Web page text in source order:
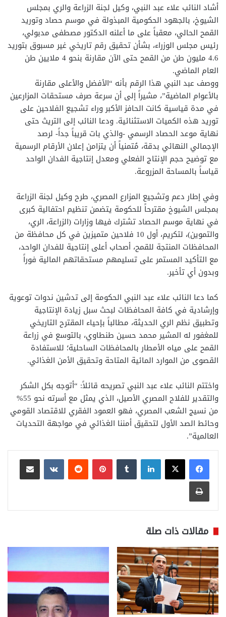
أشاد النائب علاء عبد النبي، وكيل لجنة الزراعة والري بمجلس
الشيوخ، بالجهود الحكومية المبذولة في موسم حصاد وتوريد
القمح الحالي، معقباً على ما أعلنه الدكتور مصطفى مدبولي،
رئيس مجلس الوزراء، بشأن تحقيق رقم تاريخي غير مسبوق بتوريد
4.6 مليون طن من القمح حتى الآن مقارنة بنحو 4 ملايين طن
العام الماضي.
ووصف عبد النبي هذا الرقم بأنه “الأفضل والأعلى مقارنة
بالأعوام الماضية”، مشيراً إلى أن سرعة صرف مستحقات المزارعين
في مدة قياسية كانت الحافز الأكبر وراء تشجيع الفلاحين على
توريد هذه الكميات الاستثنائية. ودعا النائب إلى التريث حتى
نهاية موعد الحصاد الرسمي -والذي بات قريباً جداً- لرصد
الإجمالي النهائي بدقة، مُتمنياً أن يتزامن إعلان الأرقام الرسمية
مع توضيح حجم الإنتاج الفعلي ومعدل إنتاجية الفدان الواحد
قياساً بالمساحة المزروعة.
وفي إطار دعم وتشجيع المزارع المصري، طرح وكيل لجنة الزراعة
بمجلس الشيوخ مقترحاً للحكومة يتضمن تنظيم احتفالية كبرى
في نهاية موسم الحصاد تشترك فيها وزارات (الزراعة، الري،
والتموين)، لتكريم، أول 10 فلاحين متميزين في كل محافظة من
المحافظات المنتجة للقمح، أصحاب أعلى إنتاجية للفدان الواحد،
مع التأكيد المستمر على تسليمهم مستحقاتهم المالية فوراً
وبدون أي تأخير.
كما دعا النائب علاء عبد النبي الحكومة إلى تدشين ندوات توعوية
وإرشادية في كافة المحافظات لبحث سبل زيادة الإنتاجية
وتطبيق نظم الري الحديثة، مطالباً بإحياء المقترح التاريخي
للمغفور له المشير محمد حسين طنطاوي، بالتوسع في زراعة
القمح على مياه الأمطار بالمحافظات الساحلية؛ للاستفادة
القصوى من الموارد المائية المتاحة وتحقيق الأمن الغذائي.
واختتم النائب علاء عبد النبي تصريحه قائلاً: “أتوجه بكل الشكر
والتقدير للفلاح المصري الأصيل، الذي يمثل مع أسرته نحو 55%
من نسيج الشعب المصري، فهو العمود الفقري للاقتصاد القومي
وحائط الصد الأول لتحقيق أمننا الغذائي في مواجهة التحديات
العالمية”.
لينكدإن بينتيريست
مشاركة عبر البريد
طباعة
مقالات ذات صلة